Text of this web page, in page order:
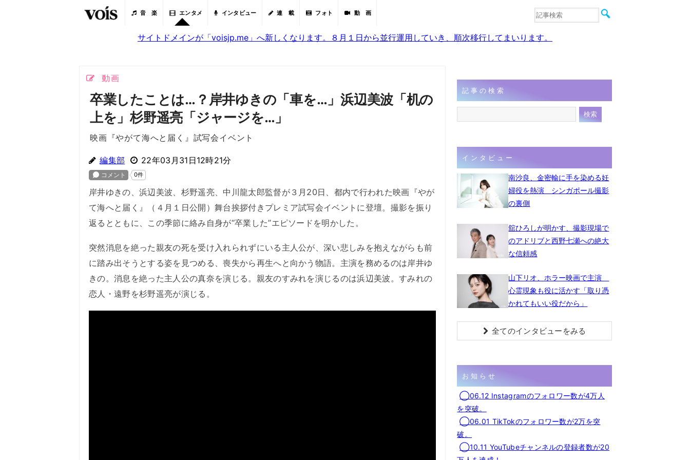
音 楽 エンタメ インタビュー 連 載 フォト 動 画
音楽
サイトドメインが「voisjp.me」へ新しくなります。８月１日から並行運用していき、順次移行してまいります。
動画
卒業したことは…？岸井ゆきの「車を…」浜辺美波「机の
上を」杉野遥亮「ジャージを…」
映画『やがて海へと届く』試写会イベント
編集部 22年03月31日12時21分
岸井ゆきの、浜辺美波、杉野遥亮、中川龍太郎監督が３月20日、都内で行われた映画『やが
て海へと届く』（４月１日公開）舞台挨拶付きプレミア試写会イベントに登壇。撮影を振り
返るとともに、この季節に絡み自身が“卒業した”エピソードを明かした。
突然消息を絶った親友の死を受け入れられずにいる主人公が、深い悲しみを抱えながらも前
に踏み出そうとする姿を見つめる、喪失から再生へと向かう物語。主演を務めるのは岸井ゆ
きの。消息を絶った主人公の真奈を演じる。親友のすみれを演じるのは浜辺美波。すみれの
恋人・遠野を杉野遥亮が演じる。
記事の検索
インタビュー
南沙良、金密輸に手を染める妊
婦役を熱演 シンガポール撮影
の裏側
舘ひろしが明かす、撮影現場で
のアドリブと西野七瀬への絶大
な信頼感
山下リオ、ホラー映画で主演
心霊現象も役に活かす「取り憑
かれてもいい役だから」
全てのインタビューをみる
お知らせ
◯06.12 Instagramのフォロワー数が4万人
を突破。
◯06.01 TikTokのフォロワー数が2万を突
破。
◯10.11 YouTubeチャンネルの登録者数が20